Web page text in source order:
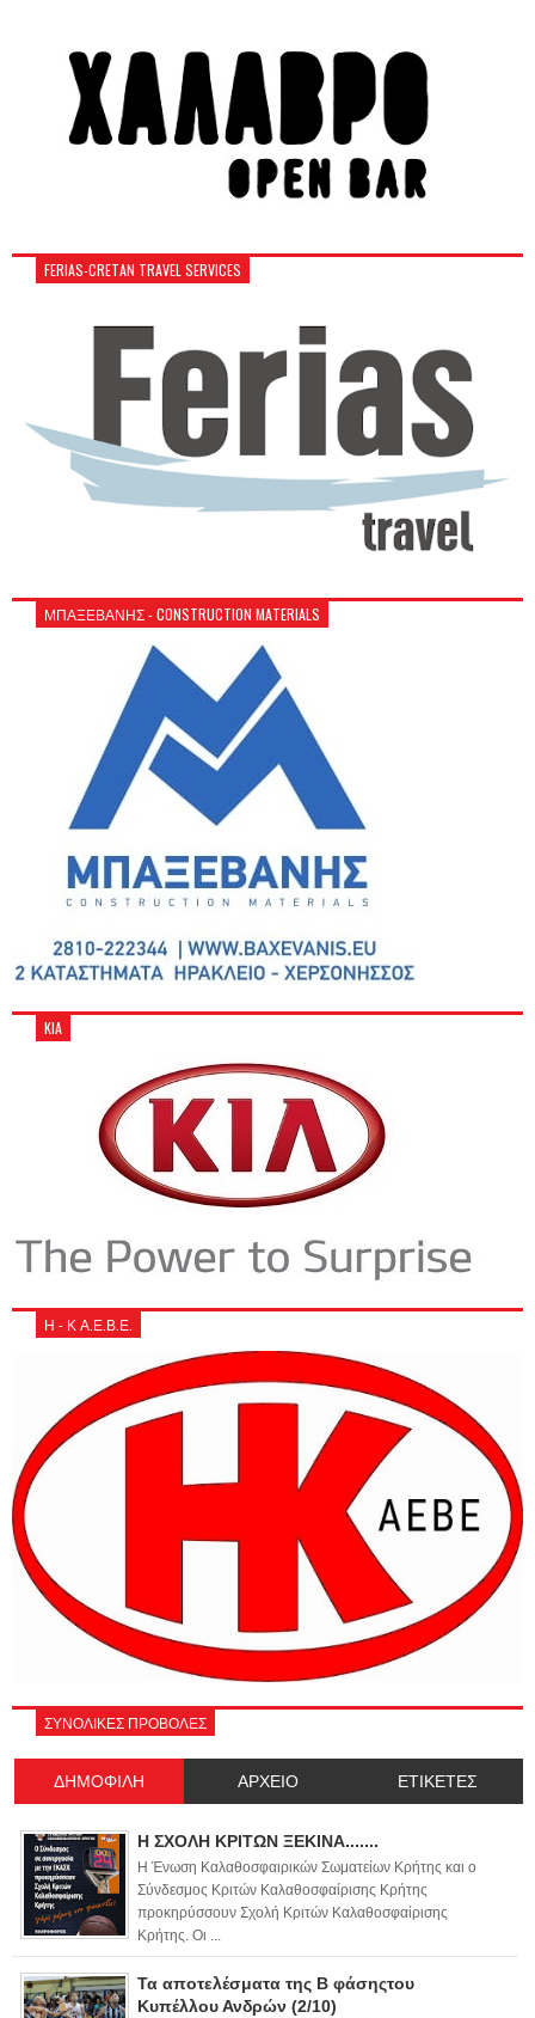
FERIAS-CRETAN TRAVEL SERVICES
ΜΠΑΞΕΒΑΝΗΣ - CONSTRUCTION MATERIALS
KIA
Η - Κ Α.Ε.Β.Ε.
ΣΥΝΟΛΙΚΕΣ ΠΡΟΒΟΛΕΣ
ΔΗΜΟΦΙΛΗ ΑΡΧΕΙΟ ΕΤΙΚΕΤΕΣ
Η ΣΧΟΛΗ ΚΡΙΤΩΝ ΞΕΚΙΝΑ.......
Η Ένωση Καλαθοσφαιρικών Σωματείων Κρήτης και ο
Σύνδεσμος Κριτών Καλαθοσφαίρισης Κρήτης
προκηρύσσουν Σχολή Κριτών Καλαθοσφαίρισης
Κρήτης. Οι ...
Τα αποτελέσματα της Β φάσηςτου
Κυπέλλου Ανδρών (2/10)